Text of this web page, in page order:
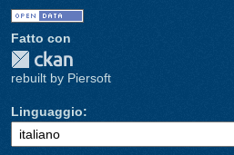
Fatto con
rebuilt by Piersoft
Linguaggio